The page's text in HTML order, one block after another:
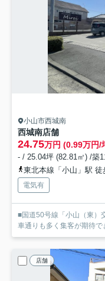
小山市西城南
西城南店舗
24.75万円 (0.99万円/
- / 25.04坪 (82.81㎡) /築
東北本線「小山」駅 徒
電気有
■国道50号線「小山（東）
車通りも多く集客が期待
店舗